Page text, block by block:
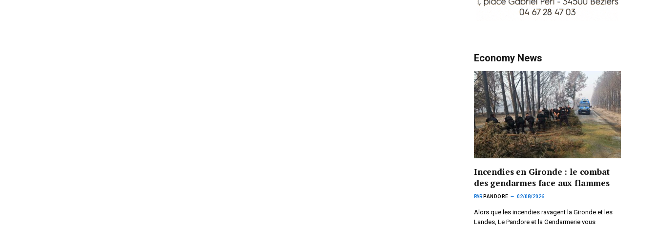
Economy News
Incendies en Gironde : le combat
des gendarmes face aux flammes
PAR PANDORE 02/08/2026
Alors que les incendies ravagent la Gironde et les
Landes, Le Pandore et la Gendarmerie vous